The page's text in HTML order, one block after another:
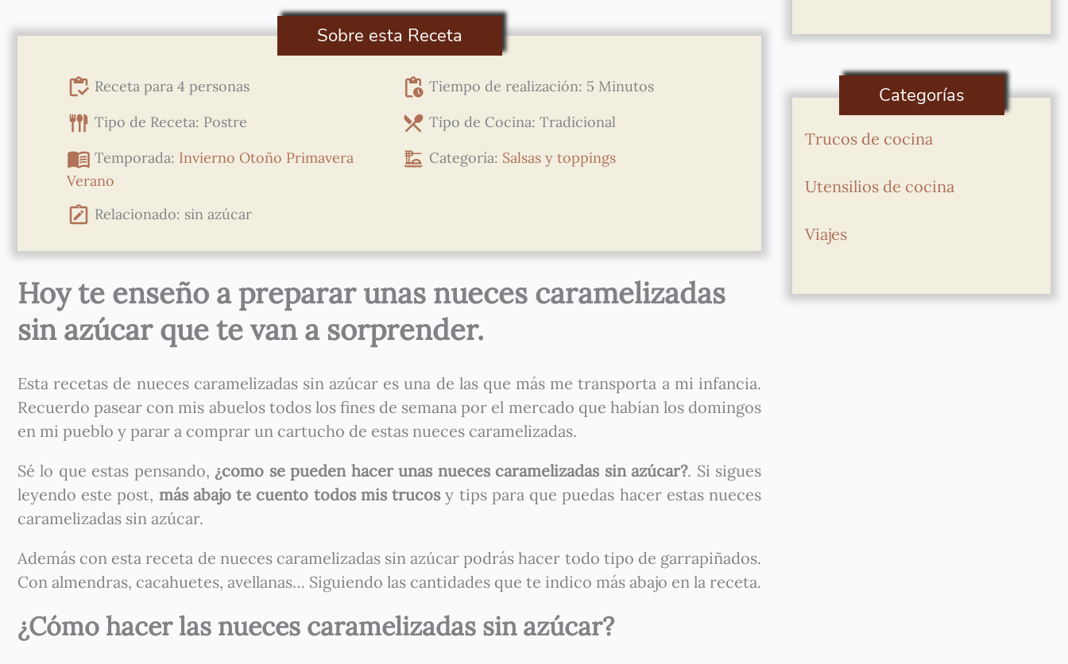
Sobre esta Receta
Receta para 4 personas
Tiempo de realización: 5 Minutos
Tipo de Receta: Postre
Tipo de Cocina: Tradicional
Temporada: Invierno Otoño Primavera
Verano
Categoría: Salsas y toppings
Relacionado: sin azúcar
Hoy te enseño a preparar unas nueces caramelizadas
sin azúcarque te van a sorprender.
Esta recetas de nueces caramelizadas sin azúcar es una de las que más me transporta a mi infancia.
Recuerdo pasear con mis abuelos todos los fines de semana por el mercado que habían los domingos
en mi pueblo y parar a comprar un cartucho de estas nueces caramelizadas.
Sé lo que estas pensando, ¿como se pueden hacer unas nueces caramelizadas sin azúcar?. Si sigues
leyendo este post, más abajo te cuento todos mis trucos y tips para que puedas hacer estas nueces
caramelizadas sin azúcar.
Además con esta receta de nueces caramelizadas sin azúcar podrás hacer todo tipo de garrapiñados.
Con almendras, cacahuetes, avellanas… Siguiendo las cantidades que te indico más abajo en la receta.
¿Cómo hacer las nueces caramelizadas sin azúcar?
Categorías
Trucos de cocina
Utensilios de cocina
Viajes